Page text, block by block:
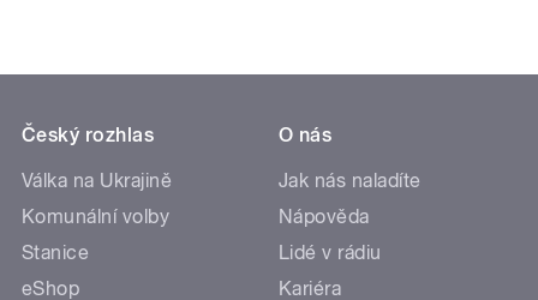
Český rozhlas
Válka na Ukrajině
Komunální volby
Stanice
eShop
O nás
Jak nás naladíte
Nápověda
Lidé v rádiu
Kariéra